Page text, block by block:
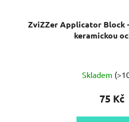
ZviZZer Applicator Block
keramickou
Skladem
75 Kč